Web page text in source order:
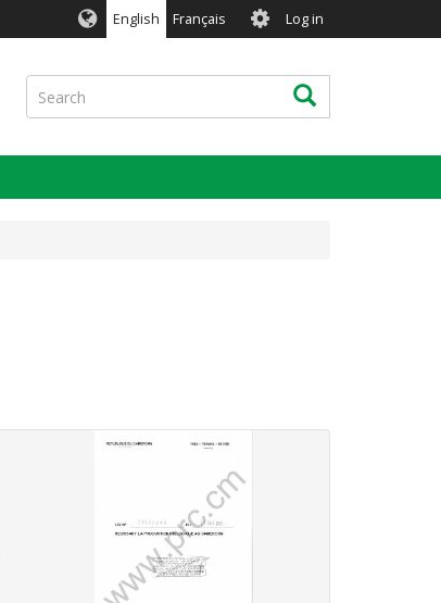
English Français User
account
menu
Log in
Search Search